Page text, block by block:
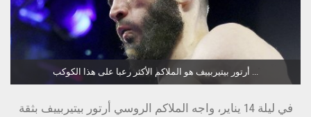
في ليلة 14 يناير، واجه الملاكم الروسي أرتور بيتيربييف بثقة